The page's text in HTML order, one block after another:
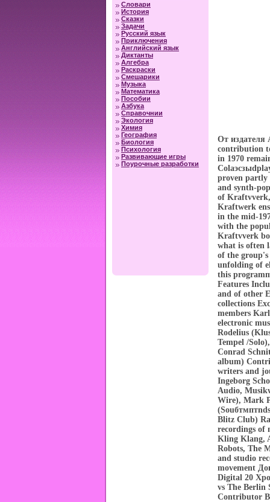
Словари
История
Сказки
Задачи
Русский язык
Приключения
Английский язык
Диктанты
Алгебра
Раскраски
Смешарики
Музыка
Математика
Пособии
Азбука
Справочнии
Экология
Химия
География
Биология
Психология
Развивающие игры
Поурочные разработки
От издателя
contribution
in 1970
proven partly
and synth-
of
Kraftwerk
in the mid-
with the
Kraftvverk
what is often
of the
unfolding of
this
Features
and of other
collections
members
electronic
Rodelius
Tempel /
Conrad
album)
writers and
Ingeborg
Audio,
Wire), Mark
Blitz Club)
recordings of
Kling Klang,
Robots, The
and studio
movement
Digital 20
vs The Berlin
Contributor